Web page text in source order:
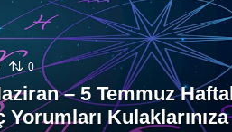
0
– 5 Temmuz
Yorumları Kulaklarınıza